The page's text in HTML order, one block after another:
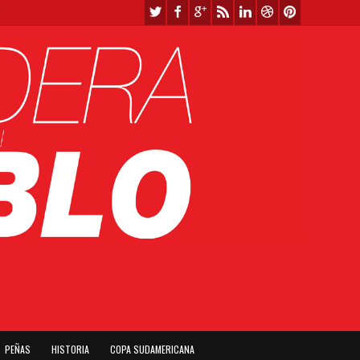
PEÑAS HISTORIA COPA SUDAMERICANA